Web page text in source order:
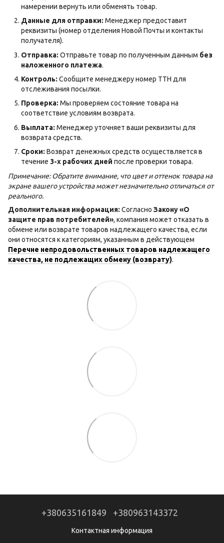
намерении вернуть или обменять товар.
Данные для отправки: Менеджер предоставит
реквизиты (номер отделения Новой Почты и контакты
получателя).
Отправка: Отправьте товар по полученным данным без
наложенного платежа.
Контроль: Сообщите менеджеру номер ТТН для
отслеживания посылки.
Проверка: Мы проверяем состояние товара на
соответствие условиям возврата.
Выплата: Менеджер уточняет ваши реквизиты для
возврата средств.
Сроки: Возврат денежных средств осуществляется в
течение 3-х рабочих дней после проверки товара.
Примечание: Обратите внимание, что цвет и оттенок товара на
экране вашего устройства может незначительно отличаться от
реального.
Дополнительная информация: Согласно Закону «О
защите прав потребителей», компания может отказать в
обмене или возврате товаров надлежащего качества, если
они относятся к категориям, указанным в действующем
Перечне непродовольственных товаров надлежащего
качества, не подлежащих обмену (возврату).
+380635161849 +380963143372
Контактная информация